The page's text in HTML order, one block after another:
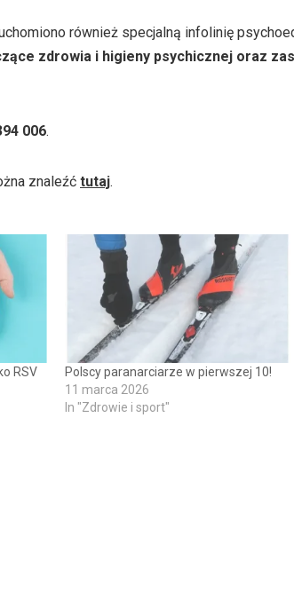
również specjalną infolinię
zdrowia i higieny psychicznej oraz
006.
znaleźć tutaj.
RSV
Polscy paranarciarze w pierwszej 10!
11 marca 2026
In "Zdrowie i sport"